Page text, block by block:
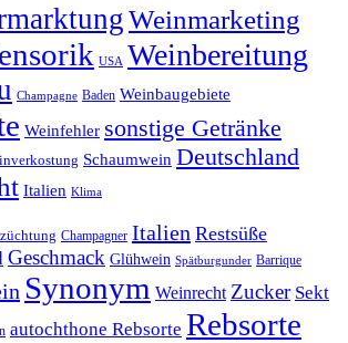
Weinmarketing
USA Weinbereitung
Champagne Baden Weinbaugebiete
Weinfehler sonstige Getränke
Schaumwein Deutschland
Italien Klima
Champagner Italien Restsüße
Geschmack Glühwein Spätburgunder Barrique
Synonym Weinrecht Zucker Sekt
autochthone Rebsorte Rebsorte